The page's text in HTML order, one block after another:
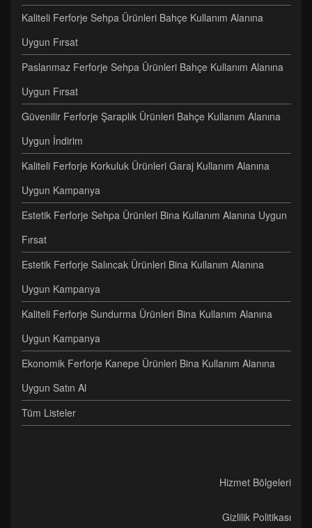
Kaliteli Ferforje Sehpa Ürünleri Bahçe Kullanım Alanına
Uygun Fırsat
Paslanmaz Ferforje Sehpa Ürünleri Bahçe Kullanım Alanına
Uygun Fırsat
Güvenilir Ferforje Şaraplık Ürünleri Bahçe Kullanım Alanına
Uygun İndirim
Kaliteli Ferforje Korkuluk Ürünleri Garaj Kullanım Alanına
Uygun Kampanya
Estetik Ferforje Sehpa Ürünleri Bina Kullanım Alanına Uygun
Fırsat
Estetik Ferforje Salıncak Ürünleri Bina Kullanım Alanına
Uygun Kampanya
Kaliteli Ferforje Sundurma Ürünleri Bina Kullanım Alanına
Uygun Kampanya
Ekonomik Ferforje Kanepe Ürünleri Bina Kullanım Alanına
Uygun Satın Al
Tüm Listeler
Hizmet Bölgeleri
Gizlilik Politikası